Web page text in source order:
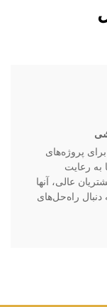
پروژه‌های
رعایت
عالی، آنها
دنبال راه‌حل‌های